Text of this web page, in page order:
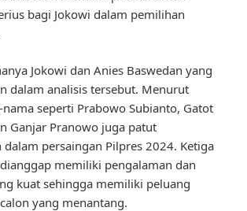
bagi Jokowi dalam pemilihan
Jokowi dan Anies Baswedan yang
dalam analisis tersebut. Menurut
seperti Prabowo Subianto, Gatot
Ganjar Pranowo juga patut
persaingan Pilpres 2024. Ketiga
memiliki pengalaman dan
kuat sehingga memiliki peluang
yang menantang.